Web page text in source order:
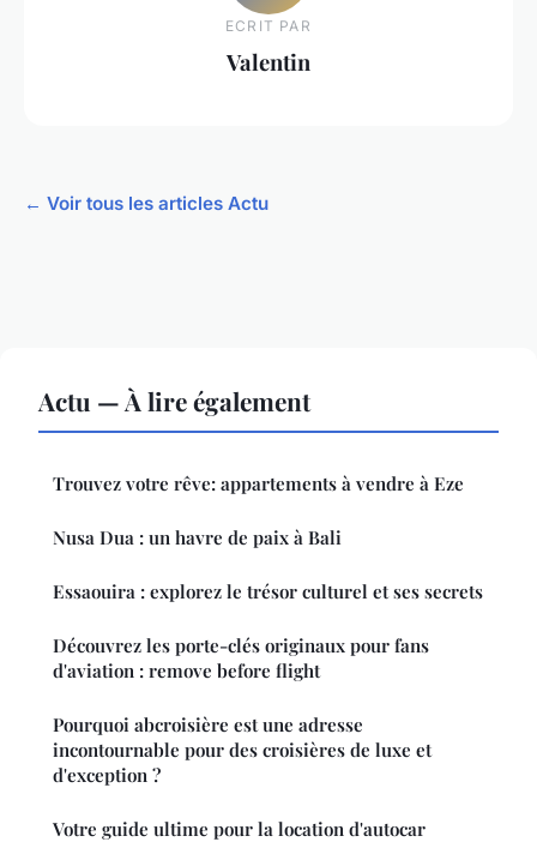
ECRIT PAR
Valentin
← Voir tous les articles Actu
Actu — À lire également
Trouvez votre rêve: appartements à vendre à Eze
Nusa Dua : un havre de paix à Bali
Essaouira : explorez le trésor culturel et ses secrets
Découvrez les porte-clés originaux pour fans
d'aviation : remove before flight
Pourquoi abcroisière est une adresse
incontournable pour des croisières de luxe et
d'exception ?
Votre guide ultime pour la location d'autocar